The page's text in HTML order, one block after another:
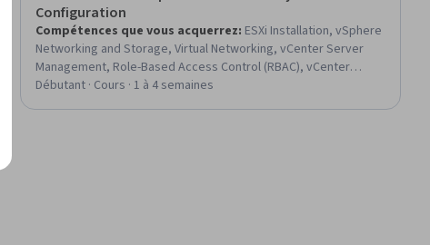
Configuration
Compétences que vous acquerrez: ESXi Installation, vSphere
Networking and Storage, Virtual Networking, vCenter Server
Management, Role-Based Access Control (RBAC), vCenter
Server, VMware ESX Servers, iSCSI Configuration, Event
Débutant · Cours · 1 à 4 semaines